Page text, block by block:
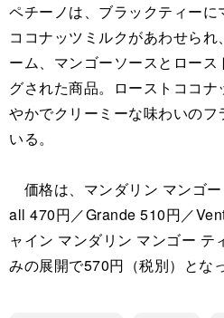
ペチーノは、ブラックティーに
ココナッツミルクがあわせられ
ーム、マンゴーソースとロー
グされた商品。ローストココ
やかでクリーミーな味わいのフ
いる。
価格は、マンダリン マンゴ
all 470円／Grande 510円／
ャイン マンダリン マンゴー テ
みの展開で570円（税別）とな